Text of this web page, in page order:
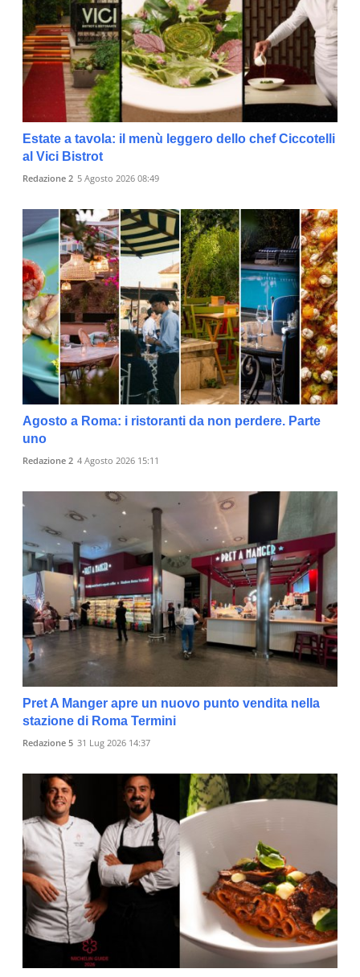
Estate a tavola: il menù leggero dello chef Ciccotelli
al Vici Bistrot
Redazione 2 5 Agosto 2026 08:49
Agosto a Roma: i ristoranti da non perdere. Parte
uno
Redazione 2 4 Agosto 2026 15:11
Pret A Manger apre un nuovo punto vendita nella
stazione di Roma Termini
Redazione 5 31 Lug 2026 14:37